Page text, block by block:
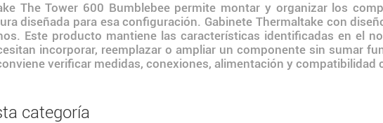
The Tower 600 Bumblebee permite montar y organizar los
diseñada para esa configuración. Gabinete Thermaltake con
Este producto mantiene las características identificadas en el
incorporar, reemplazar o ampliar un componente sin sumar
verificar medidas, conexiones, alimentación y compatibilidad
categoría